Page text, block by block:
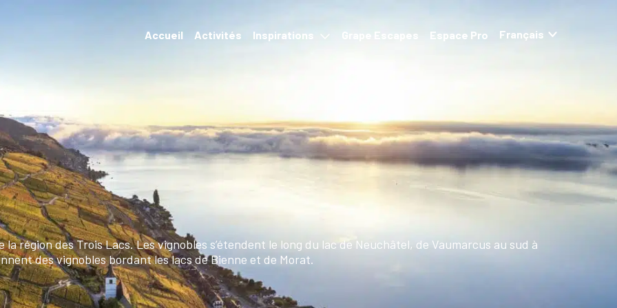
Accueil Activités Inspirations
restauration
Randonnées et
Grape Escapes Espace Pro
région des Trois Lacs. Les vignobles s’étendent le long du lac de Neuchâtel, de Vaumarcus au sud à
des vignobles bordant les lacs de Bienne et de Morat.